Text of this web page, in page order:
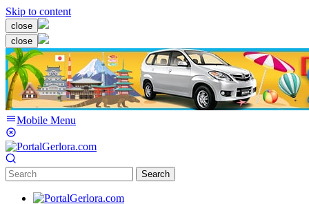
Skip to content
close
close
Mobile Menu
Search